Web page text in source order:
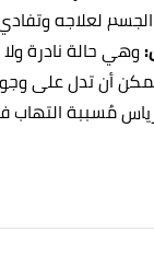
لعلاجه
وهي حالة نادرة
يُمكن أن تدل على
مُسببة